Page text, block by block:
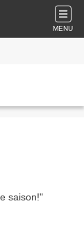
MENU